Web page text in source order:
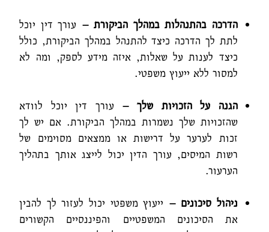
הדרכה בהתנהלות במהלך הביקורת – עורך דין יוכל
לתת לך הדרכה כיצד להתנהל במהלך הביקורת, כולל
כיצד לענות על שאלות, איזה מידע לספק, ומה לא
למסור ללא ייעוץ משפטי.
הגנה על הזכויות שלך –עורך דין יוכל לוודא
שהזכויות שלך נשמרות במהלך הביקורת. אם יש לך
זכות לערער על דרישות או ממצאים מסוימים של
רשות המיסים, עורך הדין יכול לייצג אותך בתהליך
הערעור.
ניהול סיכונים – ייעוץ משפטי יכול לעזור לך להבין
את הסיכונים המשפטיים והפיננסיים הקשורים